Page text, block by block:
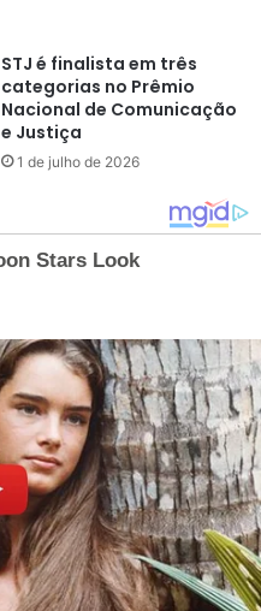
STJ é finalista em três
categorias no Prêmio
Nacional de Comunicação
e Justiça
1 de julho de 2026